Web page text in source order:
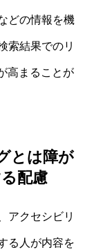
どの情報を機
索結果でのリ
高まることが
とは障が
配慮
アクセシビリ
る人が内容を